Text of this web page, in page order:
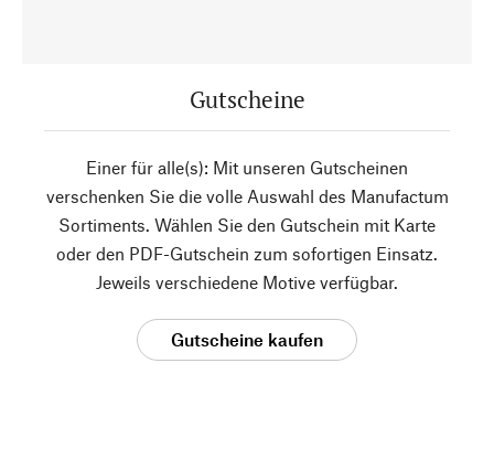
Gutscheine
Einer für alle(s): Mit unseren Gutscheinen
verschenken Sie die volle Auswahl des Manufactum
Sortiments. Wählen Sie den Gutschein mit Karte
oder den PDF-Gutschein zum sofortigen Einsatz.
Jeweils verschiedene Motive verfügbar.
Gutscheine kaufen